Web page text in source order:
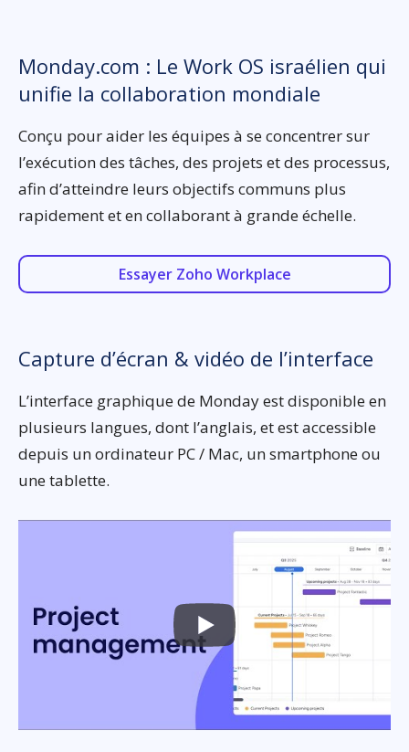
Monday.com : Le Work OS israélien qui
unifie la collaboration mondiale
Conçu pour aider les équipes à se concentrer sur
l’exécution des tâches, des projets et des processus,
afin d’atteindre leurs objectifs communs plus
rapidement et en collaborant à grande échelle.
Essayer Zoho Workplace
Capture d’écran & vidéo de l’interface
L’interface graphique de Monday est disponible en
plusieurs langues, dont l’anglais, et est accessible
depuis un ordinateur PC / Mac, un smartphone ou
une tablette.